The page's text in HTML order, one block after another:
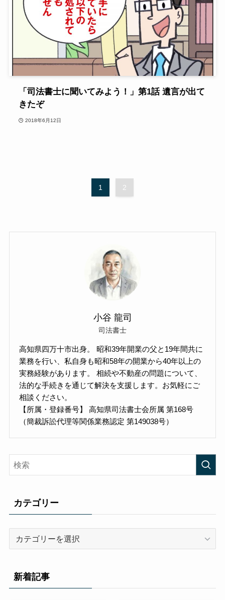
「司法書士に聞いてみよう！」第1話 遺言が出て
きたぞ
2018年6月12日
1 2
小谷 龍司
司法書士
高知県四万十市出身。 昭和39年開業の父と19年間共に
業務を行い、私自身も昭和58年の開業から40年以上の
実務経験があります。 相続や不動産の問題について、
法的な手続きを通じて解決を支援します。お気軽にご
相談ください。
【所属・登録番号】 高知県司法書士会所属 第168号
（簡裁訴訟代理等関係業務認定 第149038号）
カテゴリー
リ
ー
新着記事